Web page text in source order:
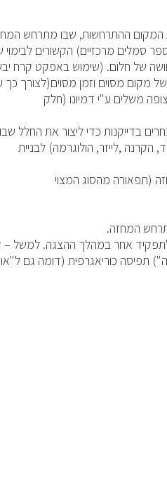
ההתרחשות, שבו מתרחש
סמלים מרכזיים) הקשורים
של חלום. (שימוש באפקט קרח
מקום מסוים וזמן מסוים(לצורך כך
משלים ע"י דמיונו (חלק
בדייקנות כדי ליצור את
,לייזר, הולוגרמה) לבניית
(תפאורה מהסוג המצוי
המחזה.
אחר במהלך ההצגה. למשל –
תפיסה כוריאגרפית (דומה גם